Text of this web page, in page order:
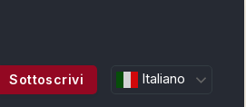
Sottoscrivi Italiano